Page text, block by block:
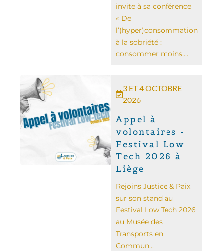
invite à sa conférence
« De
l’(hyper)consommation
à la sobriété :
consommer moins,...
3 ET 4 OCTOBRE
2026
Appel à
volontaires -
Festival Low
Tech 2026 à
Liège
Rejoins Justice & Paix
sur son stand au
Festival Low Tech 2026
au Musée des
Transports en
Commun...